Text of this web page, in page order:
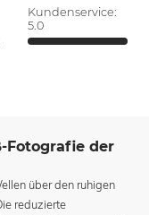
Kundenservice:
5.0
Fotografie der
über den ruhigen
reduzierte